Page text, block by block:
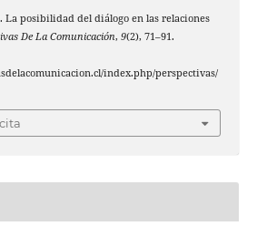
La posibilidad del diálogo en las relaciones
De La Comunicación, 9(2), 71–91.
index.php/perspectivas/